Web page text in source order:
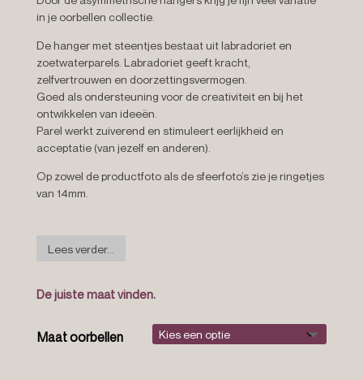
in je oorbellen collectie.
De hanger met steentjes bestaat uit labradoriet en
zoetwaterparels. Labradoriet geeft kracht,
zelfvertrouwen en doorzettingsvermogen.
Goed als ondersteuning voor de creativiteit en bij het
ontwikkelen van ideeën.
Parel werkt zuiverend en stimuleert eerlijkheid en
acceptatie (van jezelf en anderen).
Op zowel de productfoto als de sfeerfoto’s zie je ringetjes
van 14mm.
Lees verder...
De juiste maat vinden.
Maat oorbellen